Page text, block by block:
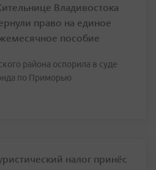
Владивостока
право на единое
пособие
района оспорила в суде
по Приморью
налог принёс